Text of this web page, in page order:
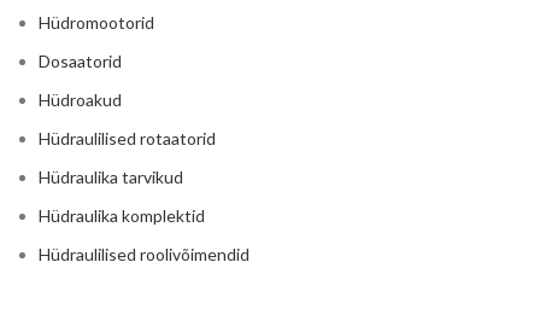
Hüdromootorid
Dosaatorid
Hüdroakud
Hüdraulilised rotaatorid
Hüdraulika tarvikud
Hüdraulika komplektid
Hüdraulilised roolivõimendid